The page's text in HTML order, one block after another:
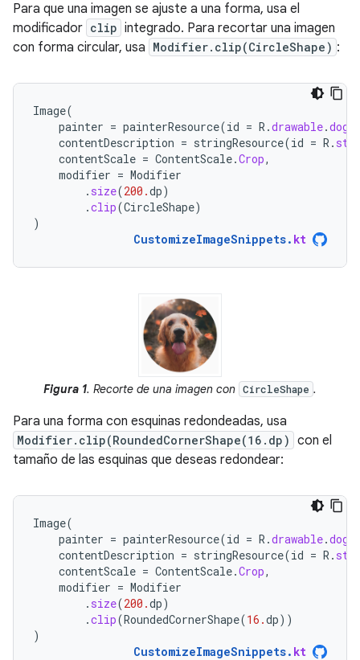
Para que una imagen se ajuste a una forma, usa el
modificador clip integrado. Para recortar una imagen
con forma circular, usa Modifier.clip(CircleShape) :
Image(
painter = painterResource(id = R .drawable.dog
contentDescription = stringResource(id = R .
contentScale = ContentScale.Crop,
modifier = Modifier
. size(200.dp)
.clip(CircleShape)
)
CustomizeImageSnippets. kt
Figura 1. Recorte de una imagen con CircleShape .
Para una forma con esquinas redondeadas, usa
Modifier.clip(RoundedCornerShape(16.dp) con el
tamaño de las esquinas que deseas redondear:
Image(
painter = painterResource(id = R .drawable.dog
contentDescription = stringResource(id = R .
contentScale = ContentScale.Crop,
modifier = Modifier
. size(200.dp)
.clip(RoundedCornerShape(16.dp))
)
CustomizeImageSnippets. kt